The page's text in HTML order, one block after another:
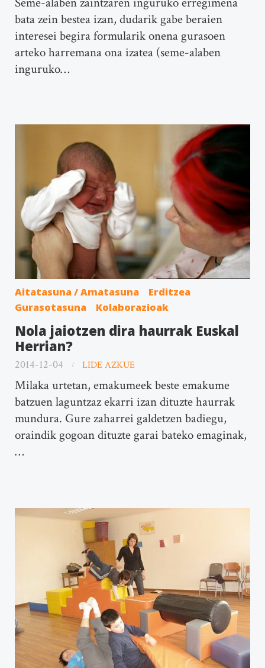
bata zein bestea izan, dudarik gabe beraien
interesei begira formularik onena gurasoen
arteko harremana ona izatea (seme-alaben
inguruko…
Aitatasuna / Amatasuna
Erditzea
Gurasotasuna
Kolaborazioak
Nola jaiotzen dira haurrak Euskal
Herrian?
2014-12-04 LIDE AZKUE
Milaka urtetan, emakumeek beste emakume
batzuen laguntzaz ekarri izan dituzte haurrak
mundura. Gure zaharrei galdetzen badiegu,
oraindik gogoan dituzte garai bateko emaginak,
…